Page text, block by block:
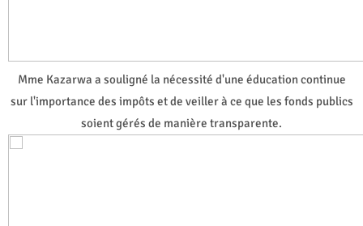
Mme Kazarwa a souligné la nécessité d'une éducation continue
sur l'importance des impôts et de veiller à ce que les fonds publics
soient gérés de manière transparente.